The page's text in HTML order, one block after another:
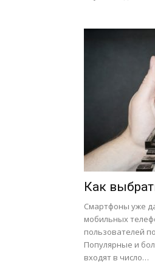
Как
Смартфоны уже
мобильных
пользователей
Популярные и
входят в число…